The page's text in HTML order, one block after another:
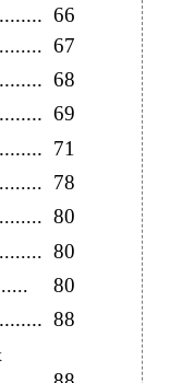
66
67
68
69
71
78
80
80
80
88